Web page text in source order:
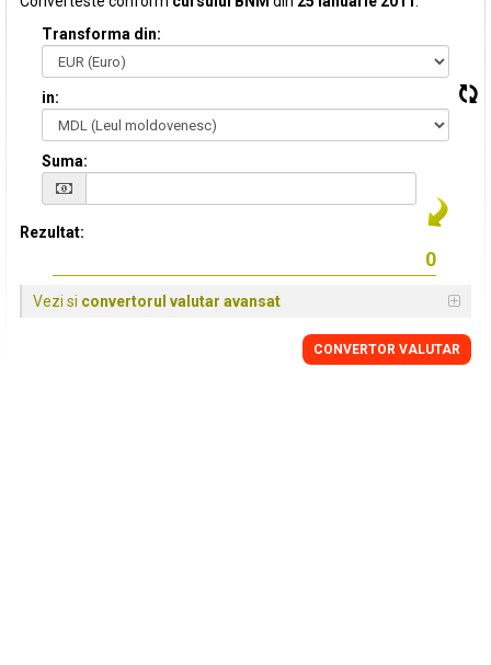
Transforma din:
in:
Suma:
Rezultat:
Vezi si convertorul valutar avansat
CONVERTOR VALUTAR